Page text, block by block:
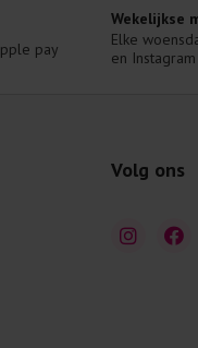
pay
Wekelijkse
Elke
en Instagram
Volg ons